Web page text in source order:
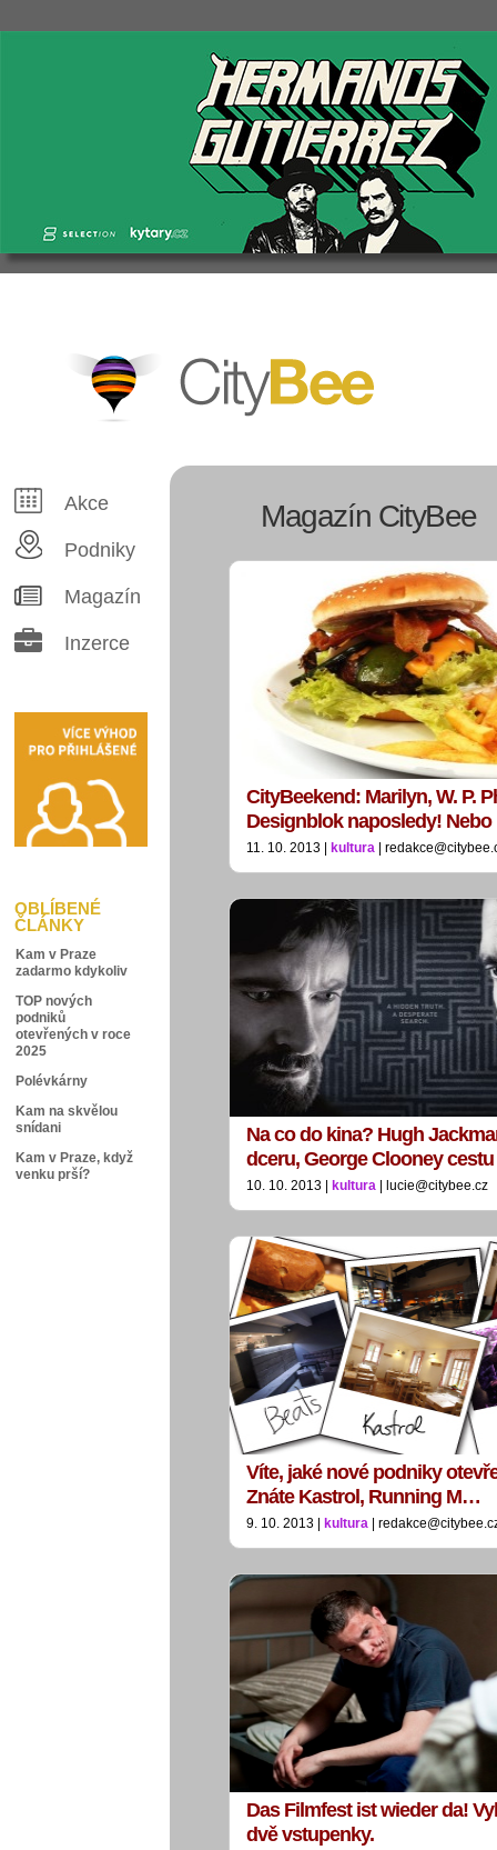
CityBee
Akce
Podniky
Magazín
Inzerce
OBLÍBENÉ
ČLÁNKY
Kam v Praze
zadarmo kdykoliv
TOP nových
podniků
otevřených v roce
2025
Polévkárny
Kam na skvělou
snídani
Kam v Praze, když
venku prší?
Magazín CityBee
CityBeekend: Marilyn, W. P.
Designblok naposledy!
11. 10. 2013 | kultura |
Na co do kina? Hugh
dceru, George Clooney
10. 10. 2013 | kultura | lucie@citybee.cz
Víte, jaké nové podniky
Znáte Kastrol, Running M…
9. 10. 2013 | kultura |
Das Filmfest ist wieder da!
dvě vstupenky.